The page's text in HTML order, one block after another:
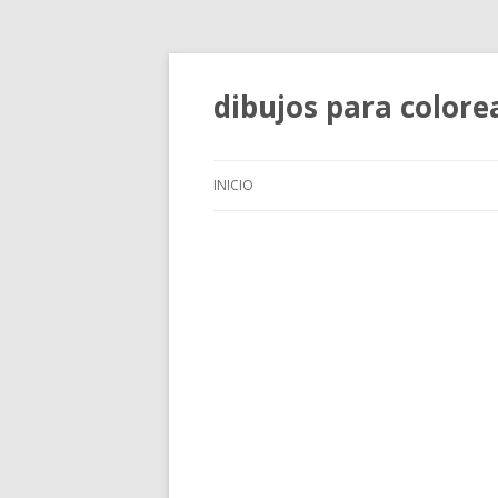
dibujos para
INICIO